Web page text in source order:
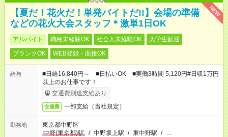
NEW
【夏だ！花火だ！単発バイトだ!!】会場の準備
などの花火大会スタッフ＊激単1日OK
アルバイト 職種未経験OK 社会人未経験OK
大学生歓迎
ブランクOK
WEB登録・面接OK
給与
■日給16,840円～ ■日払いOK ■実働3時間 5,120円#日収1万円
以上のお仕事です！
交通費別途支給あり
交通費 一部支給（当社規定）
勤務地
東京都中野区
中野(東京都)駅
/ 中野坂上駅 / 東中野駅 / …